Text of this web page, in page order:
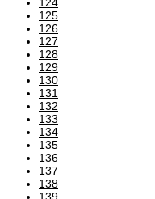
125
126
127
128
129
130
131
132
133
134
135
136
137
138
139